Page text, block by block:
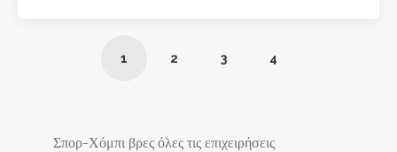
1 2 3 4
Σπορ-Χόμπι βρες όλες τις επιχειρήσεις